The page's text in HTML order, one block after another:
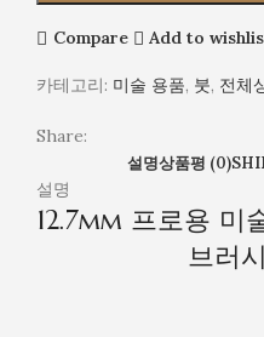
Compare Add to
카테고리: 미술 용품, 붓, 전체
Share:
설명상품평 (0)
설명
12.7mm 프로용
브러